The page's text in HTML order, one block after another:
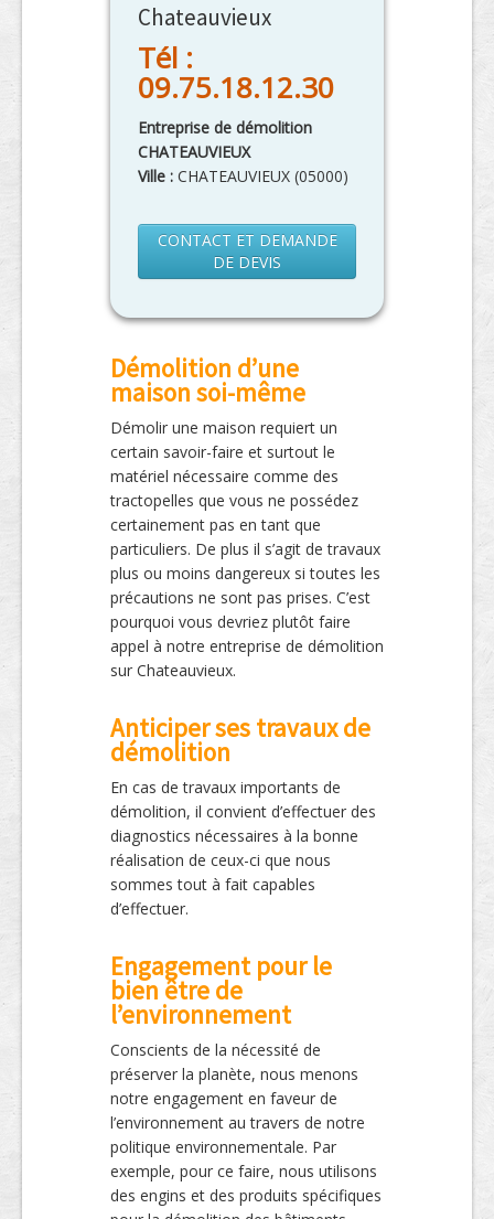
Chateauvieux
Tél :
09.75.18.12.30
Entreprise de démolition
CHATEAUVIEUX
Ville : CHATEAUVIEUX (05000)
CONTACT ET DEMANDE
DE DEVIS
Démolition d’une
maison soi-même
Démolir une maison requiert un
certain savoir-faire et surtout le
matériel nécessaire comme des
tractopelles que vous ne possédez
certainement pas en tant que
particuliers. De plus il s’agit de travaux
plus ou moins dangereux si toutes les
précautions ne sont pas prises. C’est
pourquoi vous devriez plutôt faire
appel à notre entreprise de démolition
sur Chateauvieux.
Anticiper ses travaux de
démolition
En cas de travaux importants de
démolition, il convient d’effectuer des
diagnostics nécessaires à la bonne
réalisation de ceux-ci que nous
sommes tout à fait capables
d’effectuer.
Engagement pour le
bien être de
l’environnement
Conscients de la nécessité de
préserver la planète, nous menons
notre engagement en faveur de
l’environnement au travers de notre
politique environnementale. Par
exemple, pour ce faire, nous utilisons
des engins et des produits spécifiques